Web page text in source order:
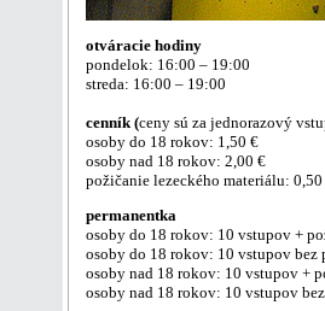
otváracie hodiny
pondelok: 16:00 – 19:00
streda: 16:00 – 19:00
cenník (ceny sú za jednorazový
osoby do 18 rokov: 1,50 €
osoby nad 18 rokov: 2,00 €
požičanie lezeckého materiálu: 0,50
permanentka
osoby do 18 rokov: 10 vstupov +
osoby do 18 rokov: 10 vstupov bez
osoby nad 18 rokov: 10 vstupov +
osoby nad 18 rokov: 10 vstupov